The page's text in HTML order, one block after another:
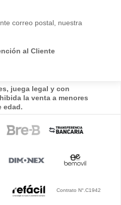
correo postal, nuestra
al Cliente
juega legal y con
la venta a menores
edad.
Contrato N°.C1942